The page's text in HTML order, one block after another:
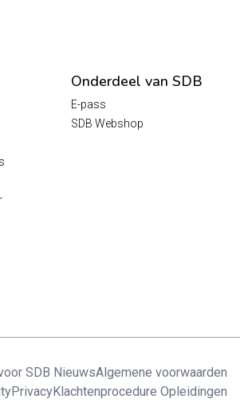
Onderdeel van SDB
E-pass
SDB Webshop
SDB NieuwsAlgemene voorwaarden
PrivacyKlachtenprocedure Opleidingen